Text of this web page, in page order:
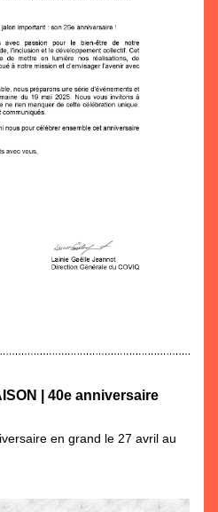
| 40e anniversaire
en grand le 27 avril au